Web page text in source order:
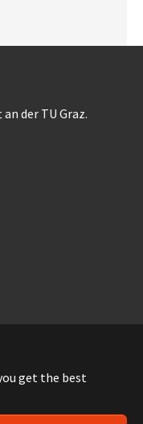
get the best
der TU Graz.